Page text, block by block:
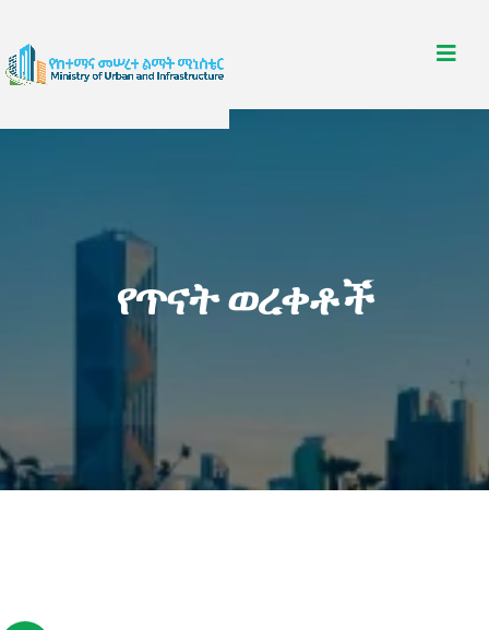
የጥናት ወረቀቶች